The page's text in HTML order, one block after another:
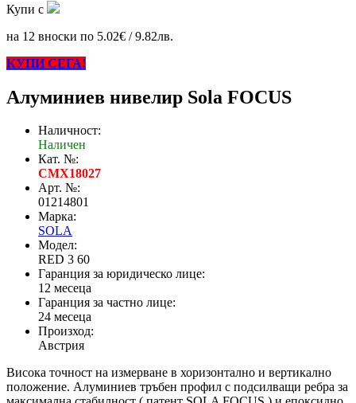
Купи с
на 12 вноски по 5.02€ / 9.82лв.
КУПИ СЕГА!
Алуминиев нивелир Sola FOCUS
Наличност:
Наличен
Кат. №:
CMX18027
Арт. №:
01214801
Марка:
SOLA
Модел:
RED 3 60
Гаранция за юридическо лице:
12 месеца
Гаранция за частно лице:
24 месеца
Произход:
Австрия
Висока точност на измерване в хоризонтално и вертикално
положение. Алуминиев тръбен профил с подсилващи ребра за